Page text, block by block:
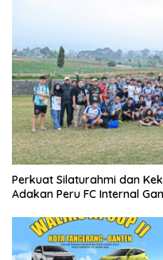
Perkuat Silaturahmi dan
Adakan Peru FC Internal